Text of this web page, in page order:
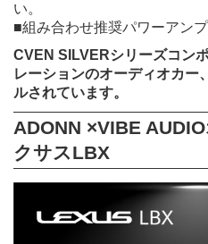
い。
■組み合わせ推奨パワーアンプ
CVEN SILVERシリーズコン
レーションのオーディオカー
ルされています。
ADONN ×VIBE
クサスLBX